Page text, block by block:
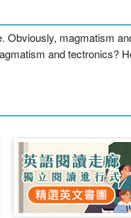
magmatism
and tectronics?